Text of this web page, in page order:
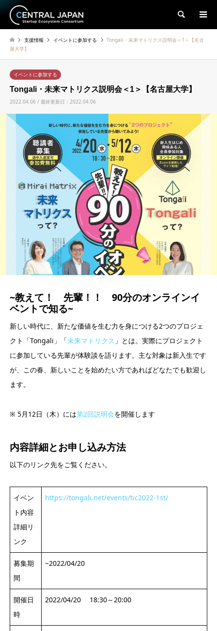
検索
支援情報 イベントに参加する
Tongali・未来マトリクス説明会＜1＞【名古
屋大学】
イベントに参加する
Tongali・未来マトリクス説明会＜1＞【名古屋大学】
2022.04.06 / 最終更新日：2022.04.06
~教えて！ 先輩！！ 90分のオンラインイ
ベントで知る~
新しい時代に、新たな価値を生む力を身につける2つのプロジェ
クト「Tongali」「未来マトリクス 」とは。実際にプロジェクト
に参加している先輩が体験談を語ります。主な対象は新入生です
が、この春、新しいことを始めたい方であればどなたでも歓迎し
ます。
※ 5月12日（木）には第2回説明会を開催します
内容詳細とお申し込み方法
以下のリンク先をご覧ください。
イベン
ト内容
詳細リ
ンク
https://tongali.net/events/tic2022-1st/
募集期
間
~2022/04/20
開催日
時
2022/04/20 18:30～20:00